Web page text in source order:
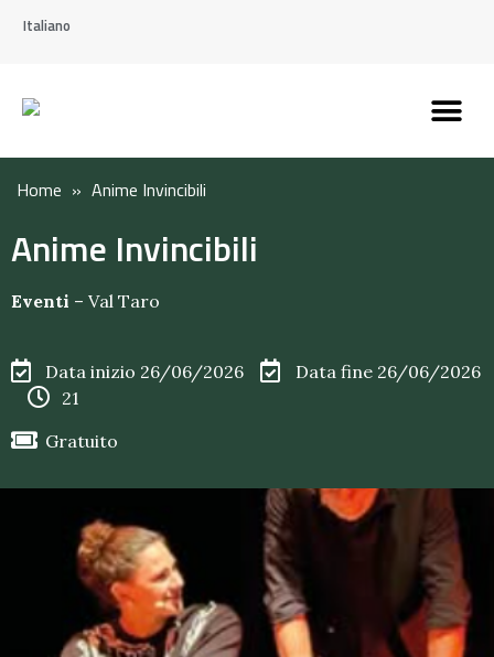
Italiano
Home » Anime Invincibili
Anime Invincibili
Eventi – Val Taro
Data inizio 26/06/2026
Data fine 26/06/2026
21
Gratuito